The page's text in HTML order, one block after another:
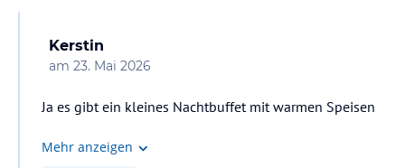
Kerstin
am 23. Mai 2026
Ja es gibt ein kleines Nachtbuffet mit warmen Speisen
Mehr anzeigen